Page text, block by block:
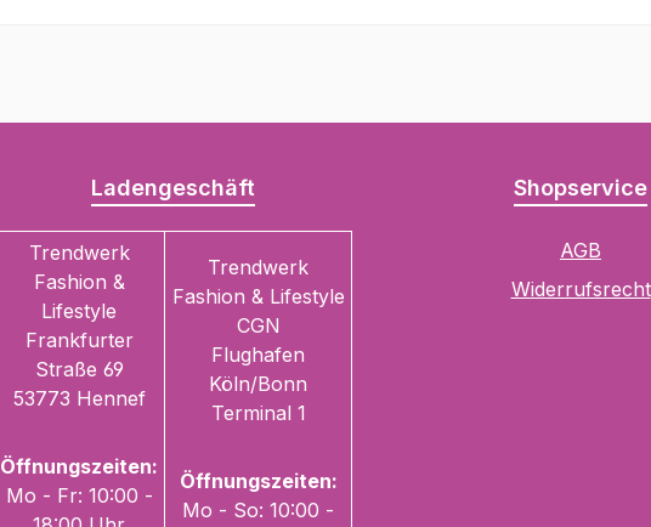
Ladengeschäft
Trendwerk
Fashion &
Lifestyle
Frankfurter
Straße 69
53773 Hennef
Öffnungszeiten:
Mo - Fr: 10:00 -
Trendwerk
Fashion & Lifestyle
CGN
Flughafen
Köln/Bonn
Terminal 1
Öffnungszeiten:
Mo - So: 10:00 -
Shopservice
AGB
Widerrufsrecht